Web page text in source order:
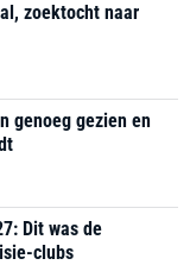
zoektocht naar
genoeg gezien en
Dit was de
clubs